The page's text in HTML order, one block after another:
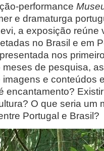
performance
e dramaturga
a exposição reúne
no Brasil e em
nos
de pesquisa,
e conteúdos
encantamento?
O que seria um
Portugal e Brasil?